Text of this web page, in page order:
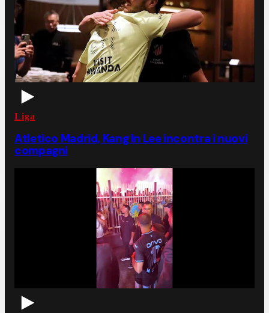
Liga
Atletico Madrid, Kang In Lee incontra i nuovi
compagni